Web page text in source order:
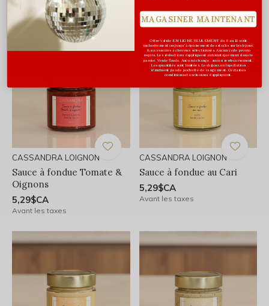
Avant les taxes
CASSANDRA LOIGNON
Sauce à fondue Tomate &
Oignons
5,29$CA
Avant les taxes
CASSANDRA LOIGNON
Sauce à fondue au Cari
5,29$CA
Avant les taxes
MAGASINER MAINTENANT
Offre valide EN LIGNE SEULEMENT du 6 au 12 août
inclusivement ou jusqu'à épuisement des stocks sur les bijoux
& accessoires à cheveux sélectionnés. Aucun code promo
requis. Les réductions s’appliquent automatiquement dans le
panier. Vente finale. Aucun échange, aucun remboursement.
Les quantités sont limitées. Les bijoux en liquidation
n'incluent pas de pochette de rangement. Certaines
conditions et exclusions s'appliquent.